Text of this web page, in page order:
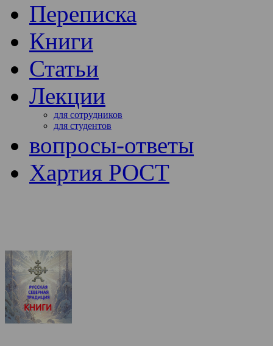
Переписка
Книги
Статьи
Лекции
для сотрудников
для студентов
вопросы-ответы
Хартия РОСТ